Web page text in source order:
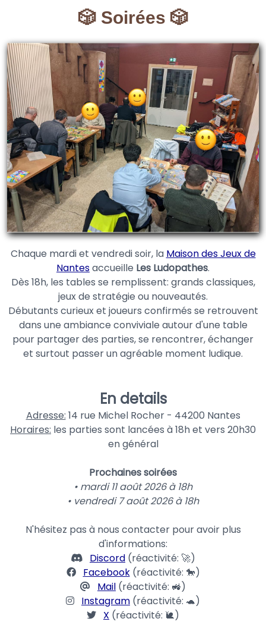
🎲 Soirées 🎲
Chaque mardi et vendredi soir, la Maison des Jeux de
Nantesaccueille Les Ludopathes.
Dès 18h, les tables se remplissent: grands classiques,
jeux de stratégie ou nouveautés.
Débutants curieux et joueurs confirmés se retrouvent
dans une ambiance conviviale autour d'une table
pour partager des parties, se rencontrer, échanger
et surtout passer un agréable moment ludique.
En details
Adresse: 14 rue Michel Rocher - 44200 Nantes
Horaires: les parties sont lancées à 18h et vers 20h30
en général
Prochaines soirées
• mardi 11 août 2026 à 18h
• vendredi 7 août 2026 à 18h
N'hésitez pas à nous contacter pour avoir plus
d'informations:
Discord (réactivité: 🚀)
Facebook(réactivité: 🐎)
Mail (réactivité: 🚜)
Instagram (réactivité: 🐢)
X (réactivité: 🐌)